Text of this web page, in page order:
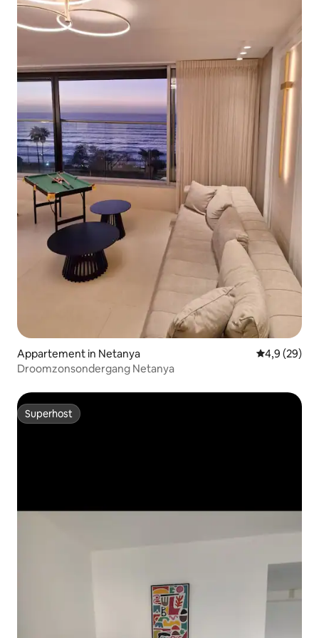
Appartement in Netanya Gemiddelde
4,9 (29)
Droomzonsondergang Netanya
Superhost
Superhost